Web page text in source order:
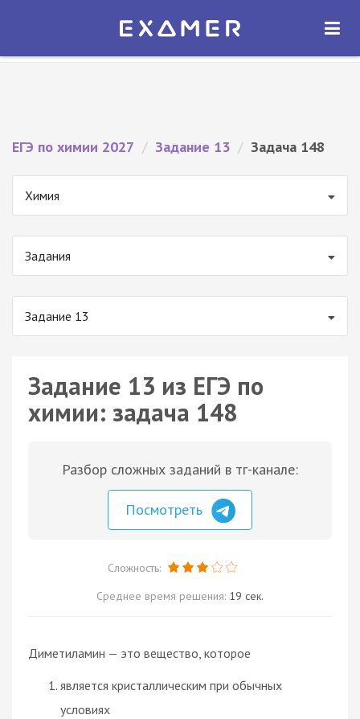
Экзамер — ЕГЭ 2027
ОТКРЫТЬ
ЕГЭ по химии 2027 / Задание 13 / Задача 148
Химия
Задания
Задание 13
Задание 13 из ЕГЭ по
химии: задача 148
Разбор сложных заданий в тг-канале:
Посмотреть
Сложность:
Среднее время решения: 19 сек.
Диметиламин — это вещество, которое
является кристаллическим при обычных
условиях